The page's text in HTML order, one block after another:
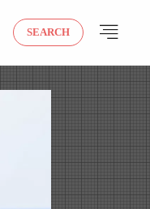
SEARCH